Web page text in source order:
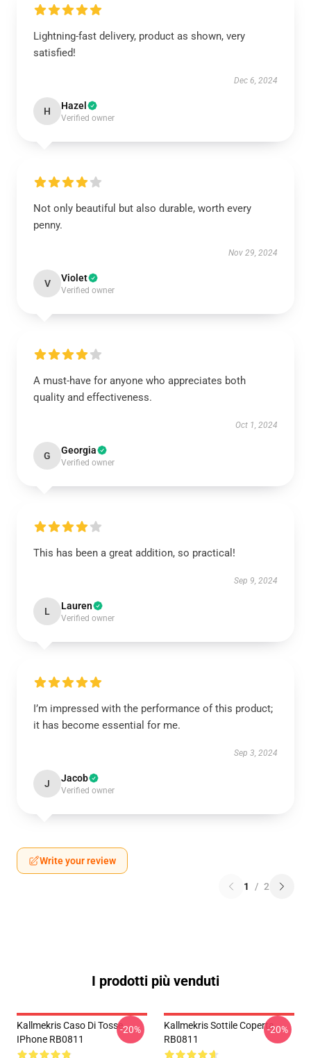
Lightning-fast delivery, product as shown, very
satisfied!
Dec 6, 2024
H Hazel
Verified owner
Not only beautiful but also durable, worth every
penny.
Nov 29, 2024
V Violet
Verified owner
A must-have for anyone who appreciates both
quality and effectiveness.
Oct 1, 2024
G Georgia
Verified owner
This has been a great addition, so practical!
Sep 9, 2024
L Lauren
Verified owner
I’m impressed with the performance of this product;
it has become essential for me.
Sep 3, 2024
J Jacob
Verified owner
Write your review
1 / 2
I prodotti più venduti
Kallmekris Caso Di Tosse
IPhone RB0811
-20%
Kallmekris Sottile Coperta
RB0811
-20%